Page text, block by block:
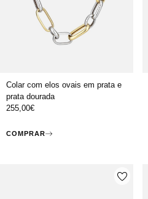
Colar com elos ovais em prata e
prata dourada
255,00€
COMPRAR